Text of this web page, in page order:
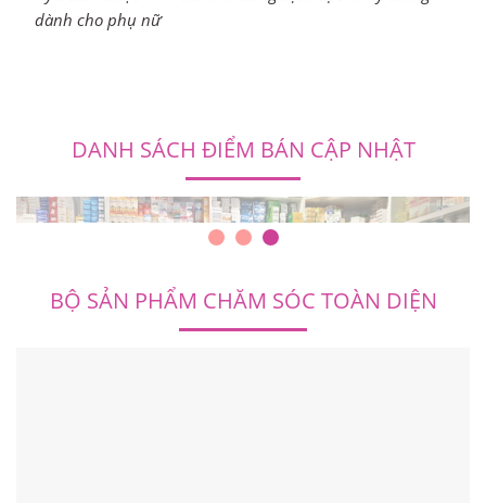
dành cho phụ nữ
DANH SÁCH ĐIỂM BÁN CẬP NHẬT
BỘ SẢN PHẨM CHĂM SÓC TOÀN DIỆN